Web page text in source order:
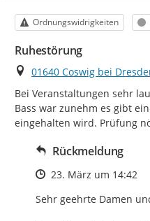
Kategorie
Ordnungswidrigkeiten
Ruhestörung
Ort
01640 Coswig bei
Bei Veranstaltungen sehr
Bass war zunehm es gibt
eingehalten wird. Prüfung
Rückmeldung
Zeitpunkt des
23. März um 14:42
Sehr geehrte Damen